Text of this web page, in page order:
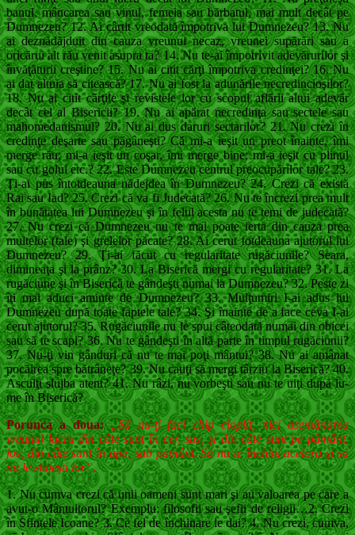
banul, mâncarea sau vinul, fe­meia sau bărbatul, mai mult decât pe
Dumnezeu? 12. Ai cârtit vreodată împotriva lui Dumnezeu? 13. Nu
ai deznădăjduit din cauza vreunui ne­caz, vreunei supărări sau a
oricărui alt rău venit asupra ta? 14. Nu te-ai împotrivit adevărurilor şi
învăţăturii creştine? 15. Nu ai citit cărţi împotriva credinţei? 16. Nu
ai dat altuia să citească? 17. Nu ai fost la adunările necredincioşilor?
18. Nu ai citit cărţile şi revistele lor cu scopul a­flării altui adevăr
decât cel al Bisericii? 19. Nu ai apărat necredinţa sau sectele sau
mahomedanismul? 20. Nu ai dus daruri sectarilor? 21. Nu crezi în
credinţe deşarte sau păgâneşti? Că mi-a ieşit un preot înainte, îmi
merge rău; mi-a ieşit un coşar, îmi merge bine; mi-a ieşit cu plinul
sau cu golul etc.? 22. Este Dumnezeu centrul preocupărilor tale? 23.
Ţi-ai pus întotdeauna nădejdea în Dumnezeu? 24. Crezi că există
Rai sau Iad? 25. Crezi că va fi Judecată? 26. Nu te încrezi prea mult
în bunătatea lui Dumnezeu şi în felul acesta nu te temi de jude­cată?
27. Nu crezi că Dumnezeu nu te mai poate ier­ta din cauza prea
multelor (tale) şi grelelor pă­cate? 28. Ai cerut totdeauna ajutorul lui
Dumnezeu? 29. Ţi-ai făcut cu regularitate rugăciunile? Sea­ra,
dimineaţa şi la prânz? 30. La Biserică mergi cu regularitate? 31. La
rugăciune şi în Biserică te gândeşti nu­mai la Dumnezeu? 32. Peste zi
îţi mai aduci aminte de Dumnezeu? 33. Mulţumiri I-ai adus lui
Dumnezeu după toa­te faptele tale? 34. Şi înainte de a face ceva I-ai
cerut ajutorul? 35. Rugăciunile nu le spui câteodată numai din obicei
sau să te scapi? 36. Nu te gândeşti în altă parte în timpul rugă­ciunii?
37. Nu-ţi vin gânduri că nu te mai poţi mântui? 38. Nu ai amânat
pocăirea spre bătrâneţe? 39. Nu cauţi să mergi târziu la Biserică? 40.
Asculţi slujba atent? 41. Nu râzi, nu vorbeşti sau nu te uiţi după lu­
me în Biserică?
Porunca a doua: „Să nu-ţi faci chip cioplit, nici asemănarea
vreunui lucru din câte sunt în cer, sus, şi din câte sunt pe pământ,
jos, din câte sunt în ape, sub pământ. Să nu te închini ace­lora şi să
nu le slujeşti lor”.
1. Nu cumva crezi că unii oameni sunt mari şi au valoarea pe care a
avut-o Mântuitorul? Exemplu: filosofii sau şefii de religii…2. Crezi
în Sfintele Icoane? 3. Ce fel de închinare le dai? 4. Nu crezi, cumva,